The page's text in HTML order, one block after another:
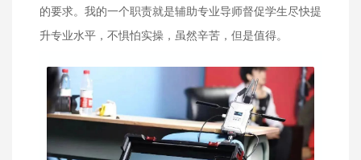
的要求。我的一个职责就是辅助专业导师督促学生尽快提
升专业水平，不惧怕实操，虽然辛苦，但是值得。